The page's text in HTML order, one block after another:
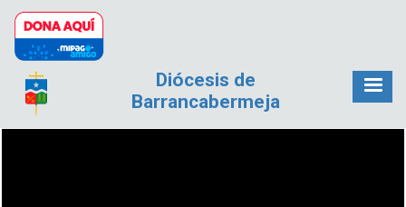
Pasar al contenido principal
Diócesis de
Barrancabermeja